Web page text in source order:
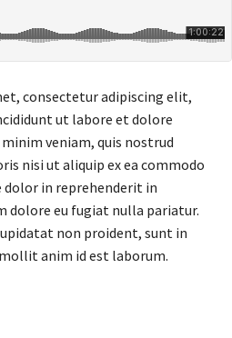
consectetur adipiscing elit,
ut labore et dolore
veniam, quis nostrud
nisi ut aliquip ex ea commodo
dolor in reprehenderit in
dolore eu fugiat nulla pariatur.
non proident, sunt in
anim id est laborum.